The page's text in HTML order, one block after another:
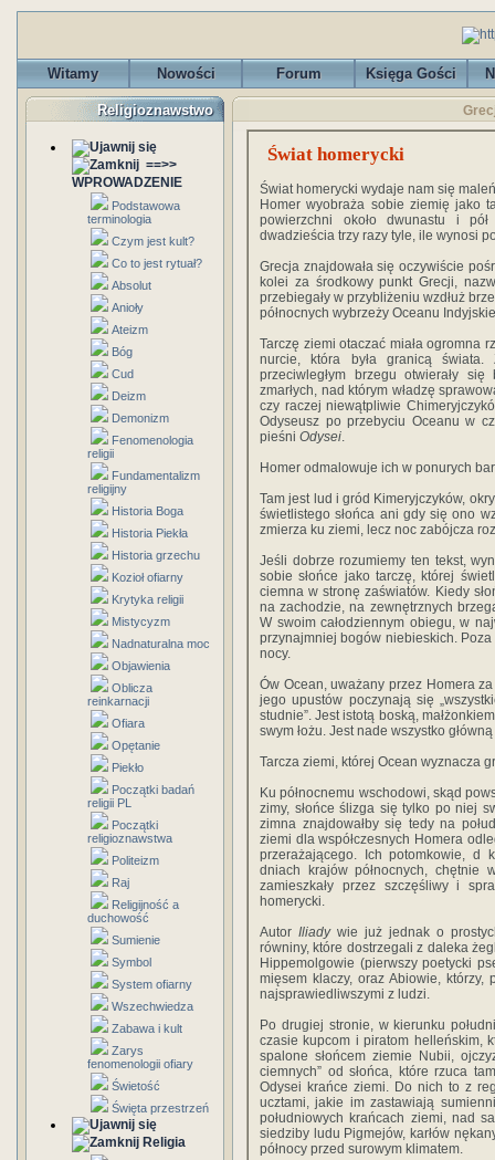
Witamy Nowości Forum Księga Gości
Religioznawstwo
==>>
WPROWADZENIE
Podstawowa
terminologia
Czym jest kult?
Co to jest rytuał?
Absolut
Anioły
Ateizm
Bóg
Cud
Deizm
Demonizm
Fenomenologia
religii
Fundamentalizm
religijny
Historia Boga
Historia Piekła
Historia grzechu
Kozioł ofiarny
Krytyka religii
Mistycyzm
Nadnaturalna moc
Objawienia
Oblicza
reinkarnacji
Ofiara
Opętanie
Piekło
Początki badań
religii PL
Początki
religioznawstwa
Politeizm
Raj
Religijność a
duchowość
Sumienie
Symbol
System ofiarny
Wszechwiedza
Zabawa i kult
Zarys
fenomenologii ofiary
Świetość
Święta przestrzeń
Religia
Świat homerycki
Świat homerycki wydaje nam się
Homer wyobraża sobie ziemię jako
powierzchni około dwunastu i
dwadzieścia trzy razy tyle, ile wynosi
Grecja znajdowała się oczywiście
kolei za środkowy punkt Grecji,
przebiegały w przybliżeniu wzdłuż
północnych wybrzeży Oceanu
Tarczę ziemi otaczać miała ogromna
nurcie, która była granicą
przeciwległym brzegu otwierały
zmarłych, nad którym władzę
czy raczej niewątpliwie
Odyseusz po przebyciu Oceanu w
pieśni Odysei.
Homer odmalowuje ich w ponurych
Tam jest lud i gród Kimeryjczyków,
świetlistego słońca ani gdy się ono
zmierza ku ziemi, lecz noc zabójcza
Jeśli dobrze rozumiemy ten tekst,
sobie słońce jako tarczę, której
ciemna w stronę zaświatów. Kiedy
na zachodzie, na zewnętrznych
W swoim całodziennym obiegu, w
przynajmniej bogów niebieskich.
nocy.
Ów Ocean, uważany przez Homera
jego upustów poczynają się
studnie”. Jest istotą boską,
swym łożu. Jest nade wszystko
Tarcza ziemi, której Ocean wyznacza
Ku północnemu wschodowi, skąd
zimy, słońce ślizga się tylko po niej
zimna znajdowałby się tedy na
ziemi dla współczesnych Homera
przerażającego. Ich potomkowie, d
dniach krajów północnych, chętnie
zamieszkały przez szczęśliwy i
homerycki.
Autor Iliadywie już jednak o
równiny, które dostrzegali z daleka
Hippemolgowie (pierwszy poetycki
mięsem klaczy, oraz Abiowie,
najsprawiedliwszymi z ludzi.
Po drugiej stronie, w kierunku
czasie kupcom i piratom helleńskim,
spalone słońcem ziemie Nubii,
ciemnych” od słońca, które rzuca
Odysei krańce ziemi. Do nich to z
ucztami, jakie im zastawiają
południowych krańcach ziemi, nad
siedziby ludu Pigmejów, karłów
północy przed surowym klimatem.